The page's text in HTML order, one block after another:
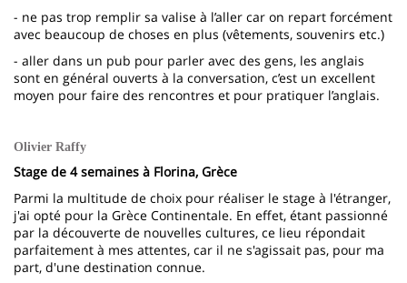
- ne pas trop remplir sa valise à l’aller car on repart forcément
avec beaucoup de choses en plus (vêtements, souvenirs etc.)
- aller dans un pub pour parler avec des gens, les anglais
sont en général ouverts à la conversation, c’est un excellent
moyen pour faire des rencontres et pour pratiquer l’anglais.
Olivier Raffy
Stage de 4 semaines à Florina, Grèce
Parmi la multitude de choix pour réaliser le stage à l'étranger,
j'ai opté pour la Grèce Continentale. En effet, étant passionné
par la découverte de nouvelles cultures, ce lieu répondait
parfaitement à mes attentes, car il ne s'agissait pas, pour ma
part, d'une destination connue.